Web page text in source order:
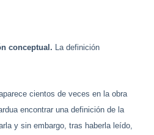
conceptual.
La definición
cientos de veces en la obra
encontrar una definición de la
y sin embargo, tras haberla leído,